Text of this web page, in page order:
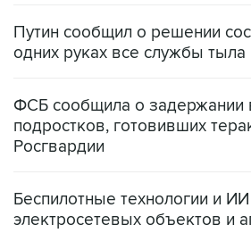
Путин сообщил о решении
одних руках все службы
ФСБ сообщила о задержании
подростков, готовивших
Росгвардии
Беспилотные технологии и
электросетевых объектов и